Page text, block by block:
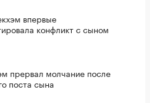
впервые
конфликт с сыном
прервал молчание после
поста сына